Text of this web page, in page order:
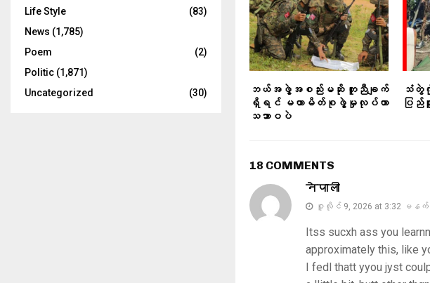
ဘယ်အဖွဲ့အစည်းမဆို တူညီချက်
ရှိရင် မဟာမိတ်စုဖွဲ့မှုလုပ်တာ
သဘာာဝပဲ
သံတွဲကို
ပြ
18 COMMENTS
नेपाली
ဇူလိုင် 9, 2026 at 3:32 မနက်
Itss sucxh ass you
approximately this, like
I fedl thatt yyou jyst
Life Style
(83)
News (1,785)
Poem
(2)
Politic (1,871)
Uncategorized
(30)